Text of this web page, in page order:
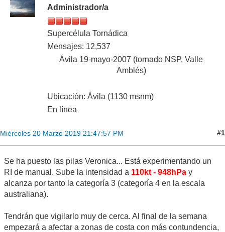
Administrador/a
Supercélula Tornádica
Mensajes: 12,537
Ávila 19-mayo-2007 (tornado NSP, Valle
Amblés)
Ubicación: Ávila (1130 msnm)
En línea
Miércoles 20 Marzo 2019 21:47:57 PM #1
Se ha puesto las pilas Veronica... Está experimentando un
RI de manual. Sube la intensidad a 110kt - 948hPa y
alcanza por tanto la categoría 3 (categoría 4 en la escala
australiana).
Tendrán que vigilarlo muy de cerca. Al final de la semana
empezará a afectar a zonas de costa con más contundencia,